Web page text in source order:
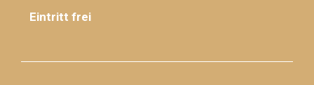
Eintritt frei